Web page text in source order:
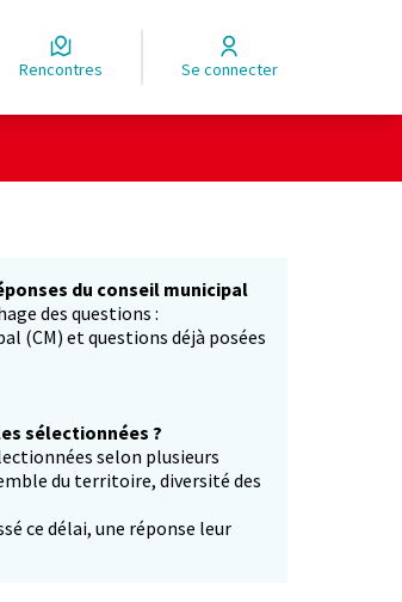
Rencontres Se connecter
du conseil municipal
des questions :
(CM) et questions déjà posées
sélectionnées ?
selon plusieurs
du territoire, diversité des
ce délai, une réponse leur